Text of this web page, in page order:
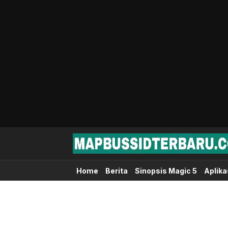
Map Bussid Terbaru
MapBussidTerbaru.com | Pusat
Home Berita Sinopsis Magic 5